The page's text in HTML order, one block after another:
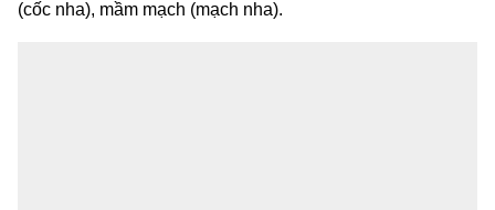
(cốc nha), mầm mạch (mạch nha).